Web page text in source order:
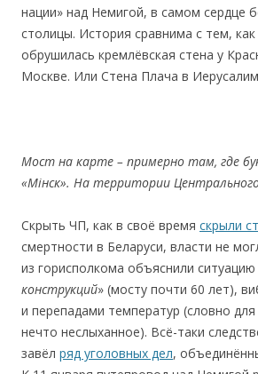
нации» над Немигой, в самом сердце
столицы. История сравнима с тем,
обрушилась кремлёвская стена у
Москве. Или Стена Плача в
Мост на карте – примерно там, где
«Мінск». На территории
Скрыть ЧП, как в своё время скрыли
смертности в Беларуси, власти не
из горисполкома объяснили ситуацию
конструкций» (мосту почти 60 лет),
и перепадами температур (словно
нечто неслыханное). Всё-таки
завёл ряд уголовных дел,